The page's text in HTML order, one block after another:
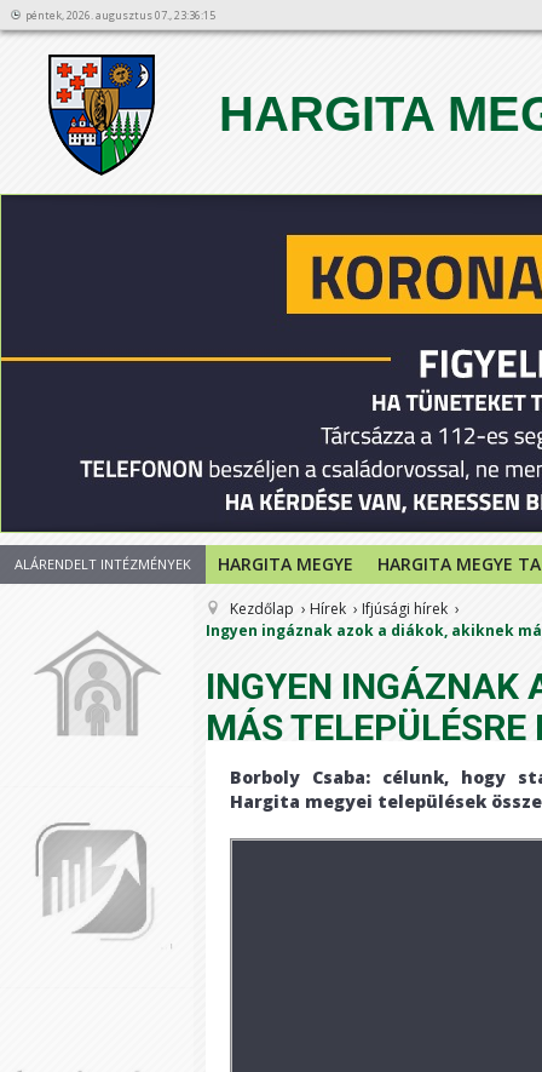
péntek, 2026. augusztus 07., 23:36:15
HARGITA
12
ALÁRENDELT INTÉZMÉNYEK HARGITA MEGYE HARGITA MEGYE
Kezdőlap Hírek
Ifjúsági hírek
Ingyen ingáznak azok a diákok, akiknek
INGYEN INGÁZNAK
MÁS
Borboly Csaba: célunk, hogy
Hargita megyei települések